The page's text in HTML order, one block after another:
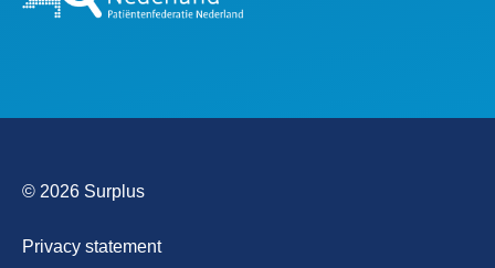
© 2026 Surplus
Privacy statement